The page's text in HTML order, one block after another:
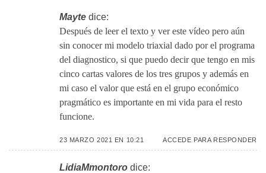
Mayte dice:
Después de leer el texto y ver este vídeo pero aún
sin conocer mi modelo triaxial dado por el programa
del diagnostico, si que puedo decir que tengo en mis
cinco cartas valores de los tres grupos y además en
mi caso el valor que está en el grupo económico
pragmático es importante en mi vida para el resto
funcione.
23 MARZO 2021 EN 10:21 ACCEDE PARA RESPONDER
LidiaMmontoro dice: